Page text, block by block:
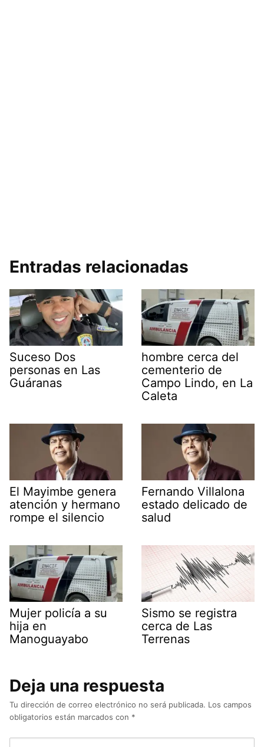
Entradas relacionadas
Suceso Dos
personas en Las
Guáranas
hombre cerca del
cementerio de
Campo Lindo, en La
Caleta
El Mayimbe genera
atención y hermano
rompe el silencio
Fernando Villalona
estado delicado de
salud
Mujer policía a su
hija en
Manoguayabo
Sismo se registra
cerca de Las
Terrenas
Deja una respuesta
Tu dirección de correo electrónico no será publicada. Los campos
obligatorios están marcados con *